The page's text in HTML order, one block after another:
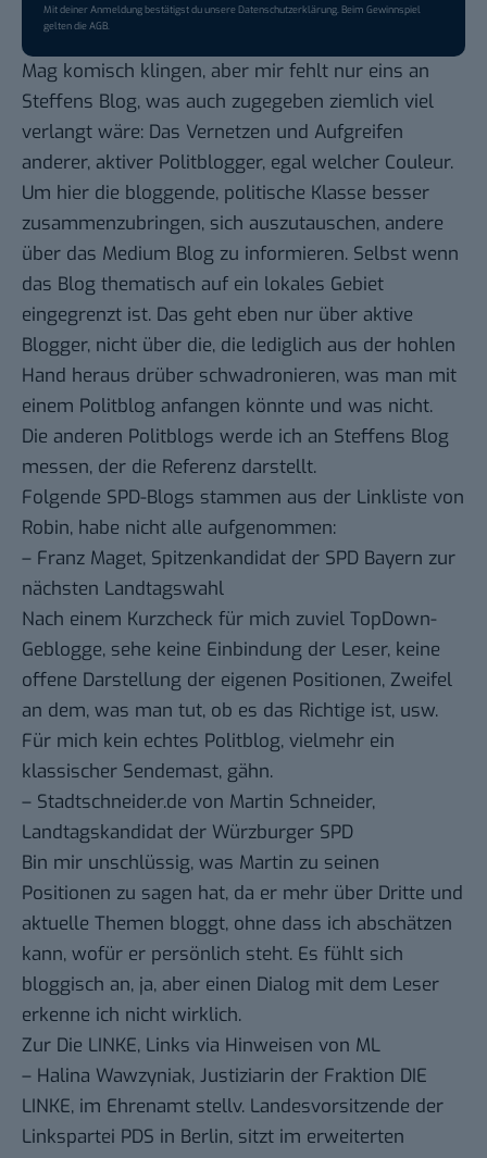
Mit deiner Anmeldung bestätigst du unsereDatenschutzerklärung. Beim Gewinnspiel
gelten dieAGB.
Mag komisch klingen, aber mir fehlt nur eins an
Steffens Blog, was auch zugegeben ziemlich viel
verlangt wäre: Das Vernetzen und Aufgreifen
anderer, aktiver Politblogger, egal welcher Couleur.
Um hier die bloggende, politische Klasse besser
zusammenzubringen, sich auszutauschen, andere
über das Medium Blog zu informieren. Selbst wenn
das Blog thematisch auf ein lokales Gebiet
eingegrenzt ist. Das geht eben nur über aktive
Blogger, nicht über die, die lediglich aus der hohlen
Hand heraus drüber schwadronieren, was man mit
einem Politblog anfangen könnte und was nicht.
Die anderen Politblogs werde ich an Steffens Blog
messen, der die Referenz darstellt.
Folgende SPD-Blogs stammen aus der Linkliste von
Robin, habe nicht alle aufgenommen:
– Franz Maget, Spitzenkandidat der SPD Bayern zur
nächsten Landtagswahl
Nach einem Kurzcheck für mich zuviel TopDown-
Geblogge, sehe keine Einbindung der Leser, keine
offene Darstellung der eigenen Positionen, Zweifel
an dem, was man tut, ob es das Richtige ist, usw.
Für mich kein echtes Politblog, vielmehr ein
klassischer Sendemast, gähn.
– Stadtschneider.de von Martin Schneider,
Landtagskandidat der Würzburger SPD
Bin mir unschlüssig, was Martin zu seinen
Positionen zu sagen hat, da er mehr über Dritte und
aktuelle Themen bloggt, ohne dass ich abschätzen
kann, wofür er persönlich steht. Es fühlt sich
bloggisch an, ja, aber einen Dialog mit dem Leser
erkenne ich nicht wirklich.
Zur Die LINKE, Links via Hinweisen von ML
– Halina Wawzyniak, Justiziarin der Fraktion DIE
LINKE, im Ehrenamt stellv. Landesvorsitzende der
Linkspartei PDS in Berlin, sitzt im erweiterten